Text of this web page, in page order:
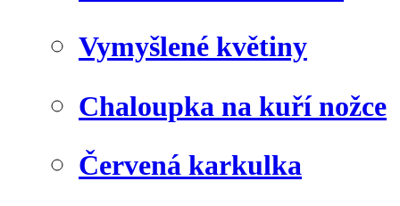
Vymyšlené květiny
Chaloupka na kuří nožce
Červená karkulka